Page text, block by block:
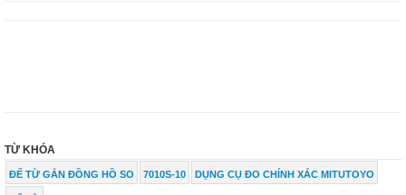
TỪ KHÓA
ĐẾ TỪ GẮN ĐỒNG HỒ SO 7010S-10 DỤNG CỤ ĐO CHÍNH XÁC MITUTOYO